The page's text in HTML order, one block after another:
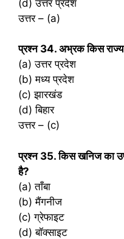
(d) उत्तर प्रदेश
उत्तर – (a)
प्रश्‍न 34. अभ्रक किस राज्य
(a) उत्तर प्रदेश
(b) मध्य प्रदेश
(c) झारखंड
(d) बिहार
उत्तर – (c)
प्रश्‍न 35. किस खनिज का
है?
(a) ताँबा
(b) मैंगनीज
(c) ग्रेफाइट
(d) बॉक्साइट